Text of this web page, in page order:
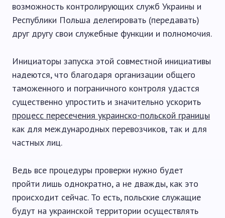
возможность контролирующих служб Украины и
Республики Польша делегировать (передавать)
друг другу свои служебные функции и полномочия.
Инициаторы запуска этой совместной инициативы
надеются, что благодаря организации общего
таможенного и пограничного контроля удастся
существенно упростить и значительно ускорить
процесс пересечения украинско-польской границы
как для международных перевозчиков, так и для
частных лиц.
Ведь все процедуры проверки нужно будет
пройти лишь однократно, а не дважды, как это
происходит сейчас. То есть, польские служащие
будут на украинской территории осуществлять